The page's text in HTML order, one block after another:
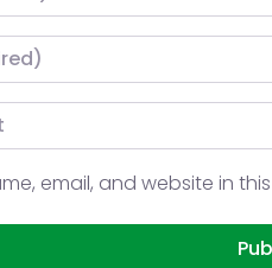
email, and website in